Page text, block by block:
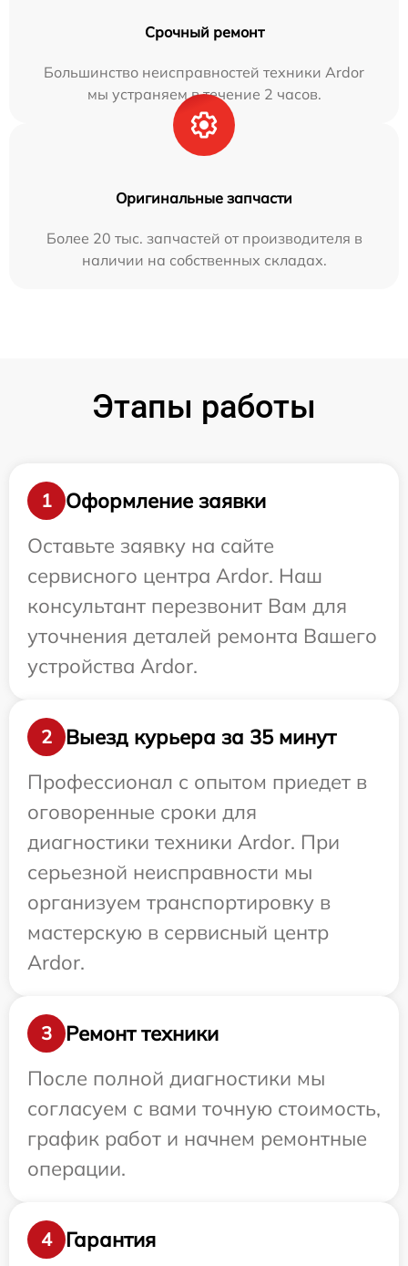
Срочный ремонт
Большинство неисправностей техники Ardor
мы устраняем в течение 2 часов.
Оригинальные запчасти
Более 20 тыс. запчастей от производителя в
наличии на собственных складах.
Этапы работы
1
Оформление заявки
Оставьте заявку на сайте
сервисного центра Ardor. Наш
консультант перезвонит Вам для
уточнения деталей ремонта Вашего
устройства Ardor.
2
Выезд курьера за 35 минут
Профессионал с опытом приедет в
оговоренные сроки для
диагностики техники Ardor. При
серьезной неисправности мы
организуем транспортировку в
мастерскую в сервисный центр
Ardor.
3
Ремонт техники
После полной диагностики мы
согласуем с вами точную стоимость,
график работ и начнем ремонтные
операции.
4 Гарантия